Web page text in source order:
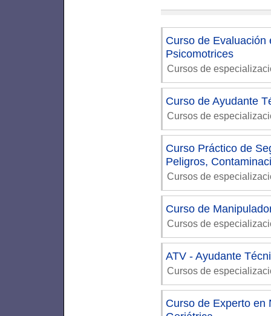
Curso de Evaluación
Psicomotrices
Cursos de
Curso de Ayudante
Cursos de
Curso Práctico de
Peligros,
Cursos de
Curso de
Cursos de
ATV - Ayudante
Cursos de
Curso de Experto en